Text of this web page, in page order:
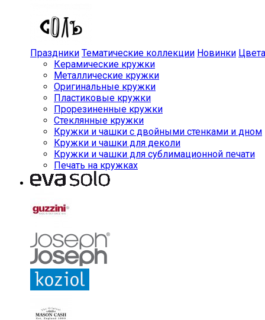
Праздники Тематические коллекции Новинки Цвета
Керамические кружки
Металлические кружки
Оригинальные кружки
Пластиковые кружки
Прорезиненные кружки
Стеклянные кружки
Кружки и чашки с двойными стенками и дном
Кружки и чашки для деколи
Кружки и чашки для сублимационной печати
Печать на кружках